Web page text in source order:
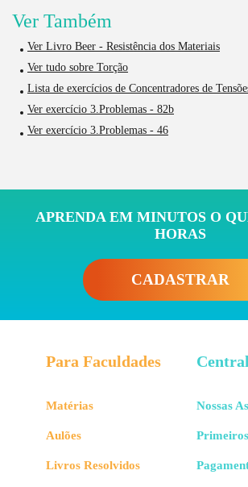
Ver Também
Ver Livro Beer - Resistência dos Materiais
Ver tudo sobre Torção
Lista de exercícios de Concentradores de
Ver exercício 3.Problemas - 82b
Ver exercício 3.Problemas - 46
APRENDA EM MINUTOS O
HORAS
CADASTRAR
Para Faculdades
Matérias
Aulões
Livros Resolvidos
Nossas
Primeiros